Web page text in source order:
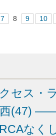
7 8 9 10
クセス・
(47)
なく